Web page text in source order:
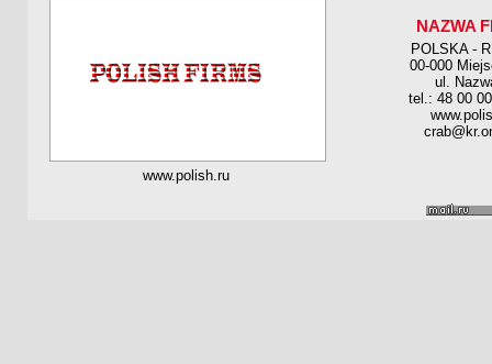
NAZWA
POLSKA -
00-000
ul.
tel.: 48 00
www.polish.ru